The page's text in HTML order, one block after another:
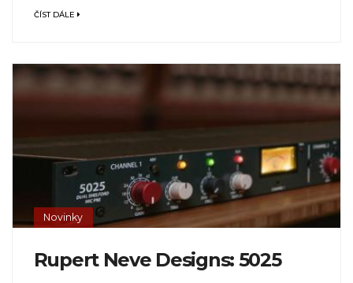
ČÍST DÁLE
Novinky
Rupert Neve Designs: 5025